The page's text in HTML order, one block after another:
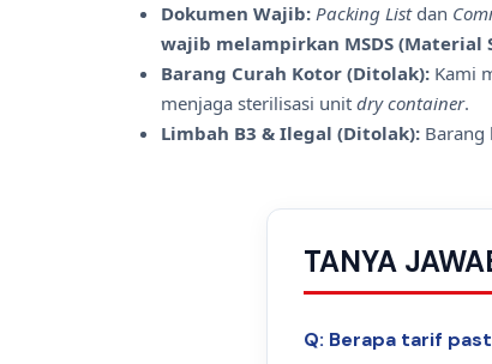
Dokumen Wajib: Packing Listdan
wajib melampirkan MSDS (Material
Barang Curah Kotor (Ditolak): Kami
menjaga sterilisasi unit dry container.
Limbah B3 & Ilegal (Ditolak): Barang
TANYA
Q: Berapa tarif